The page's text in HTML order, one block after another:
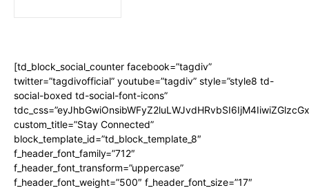
[td_block_social_counter facebook=”tagdiv”
twitter=”tagdivofficial” youtube=”tagdiv” style=”style8 td-
social-boxed td-social-font-icons”
custom_title=”Stay Connected”
block_template_id=”td_block_template_8″
f_header_font_family=”712″
f_header_font_transform=”uppercase”
f_header_font_weight=”500″ f_header_font_size=”17″